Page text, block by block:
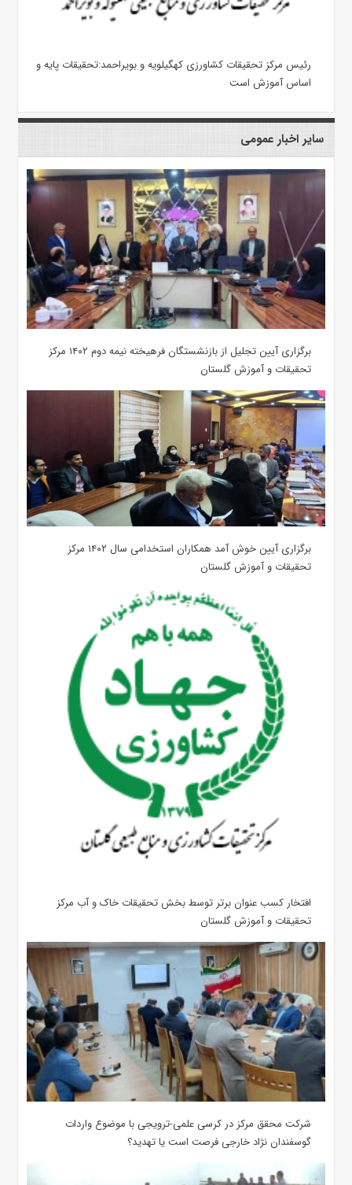
رئیس مرکز تحقیقات کشاورزی کهگیلویه و بویراحمد:تحقیقات پایه و
اساس آموزش است
سایر اخبار عمومی
برگزاری آیین تجلیل از بازنشستگان فرهیخته نیمه دوم ۱۴۰۲ مرکز
تحقیقات و آموزش گلستان
برگزاری آیین خوش آمد همکاران استخدامی سال ۱۴۰۲ مرکز
تحقیقات و آموزش گلستان
افتخار کسب عنوان برتر توسط بخش تحقیقات خاک و آب مرکز
تحقیقات و آموزش گلستان
شرکت محقق مرکز در کرسی علمی-ترویجی با موضوع واردات
گوسفندان نژاد خارجی فرصت است یا تهدید؟